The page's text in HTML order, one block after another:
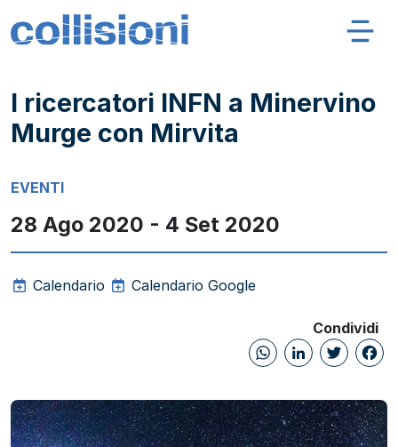
Salta al contenuto
Navigazione principale
I ricercatori INFN a Minervino
Murge con Mirvita
EVENTI
28 Ago 2020 - 4 Set 2020
Calendario Calendario Google
Condividi